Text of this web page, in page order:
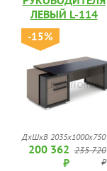
ЛЕВЫЙ L-114
-15%
ДхШхВ 2035х1000х750
200 362
₽
235 720
₽